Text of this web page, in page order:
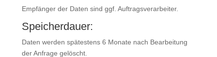
Empfänger der Daten sind ggf. Auftragsverarbeiter.
Speicherdauer:
Daten werden spätestens 6 Monate nach Bearbeitung
der Anfrage gelöscht.